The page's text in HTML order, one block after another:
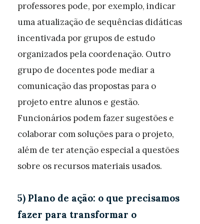
professores pode, por exemplo, indicar
uma atualização de sequências didáticas
incentivada por grupos de estudo
organizados pela coordenação. Outro
grupo de docentes pode mediar a
comunicação das propostas para o
projeto entre alunos e gestão.
Funcionários podem fazer sugestões e
colaborar com soluções para o projeto,
além de ter atenção especial a questões
sobre os recursos materiais usados.
5) Plano de ação: o que precisamos
fazer para transformar o